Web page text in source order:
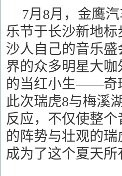
7月 8月，金鹰
乐节于长沙新地
沙人自己的音乐
界的众多明星大
的当红小生——奇
此次瑞虎8与梅溪
反应，不仅使整个
的阵势与壮观的瑞
成为了这个夏天